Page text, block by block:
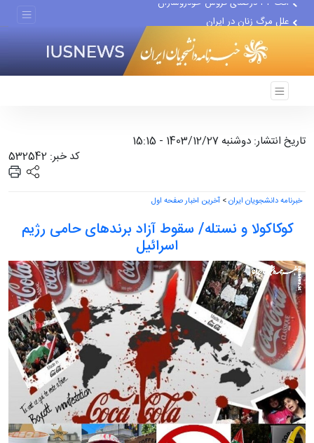
علل مرگ زنان در ایران
تاریخ انتشار: دوشنبه 1403/12/27 - 15:15
کد خبر: 532542
خبرنامه دانشجویان ایران> آخرین اخبار صفحه اول
کوکاکولا و نستله/ سقوط آزاد برندهای حامی رژیم
اسرائیل